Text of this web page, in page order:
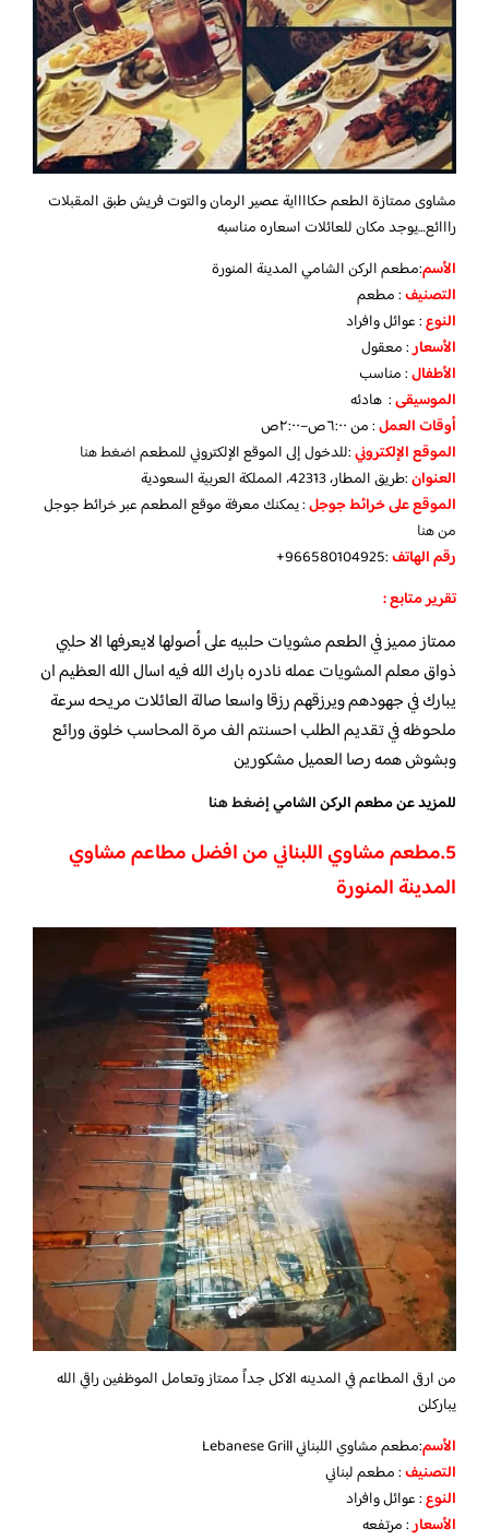
مشاوى ممتازة الطعم حكااااية عصير الرمان والتوت فريش طبق المقبلات
رااائع…يوجد مكان للعائلات اسعاره مناسبه
الأسم:مطعم الركن الشامي المدينة المنورة
التصنيف: مطعم
النوع: عوائل وافراد
الأسعار: معقول
الأطفال: مناسب
الموسيقى: هادئه
أوقات العمل: من ٦:٠٠ص–٢:٠٠ص
الموقع الإلكتروني:للدخول إلى الموقع الإلكتروني للمطعماضغط هنا
العنوان:طريق المطار، 42313، المملكة العربية السعودية
الموقع على خرائط جوجل: يمكنك معرفة موقع المطعم عبر خرائط جوجل
من هنا
رقم الهاتف:966580104925+
تقرير متابع :
ممتاز مميز في الطعم مشويات حلبيه على أصولها لايعرفها الا حلبي
ذواق معلم المشويات عمله نادره بارك الله فيه اسال الله العظيم ان
يبارك في جهودهم ويرزقهم رزقا واسعا صالة العائلات مريحه سرعة
ملحوظه في تقديم الطلب احسنتم الف مرة المحاسب خلوق ورائع
وبشوش همه رصا العميل مشكورين
للمزيد عن مطعم الركن الشاميإضغط هنا
5.مطعم مشاوي اللبناني من افضل مطاعم مشاوي
المدينة المنورة
من ارقى المطاعم في المدينه الاكل جداً ممتاز وتعامل الموظفين راقي الله
يباركلن
الأسم:مطعم مشاوي اللبناني Lebanese Grill
التصنيف: مطعم لبناني
النوع: عوائل وافراد
الأسعار: مرتفعه